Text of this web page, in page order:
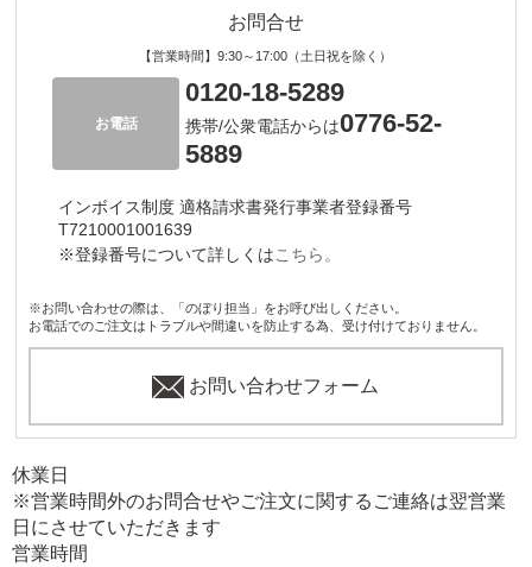
お問合せ
【営業時間】9:30～17:00（土日祝を除く）
お電話
0120-18-5289
携帯/公衆電話からは0776-52-
5889
インボイス制度 適格請求書発行事業者登録番号
T7210001001639
※登録番号について詳しくはこちら。
※お問い合わせの際は、「のぼり担当」をお呼び出しください。
お電話でのご注文はトラブルや間違いを防止する為、受け付けておりません。
お問い合わせフォーム
休業日
※営業時間外のお問合せやご注文に関するご連絡は翌営業
日にさせていただきます
営業時間